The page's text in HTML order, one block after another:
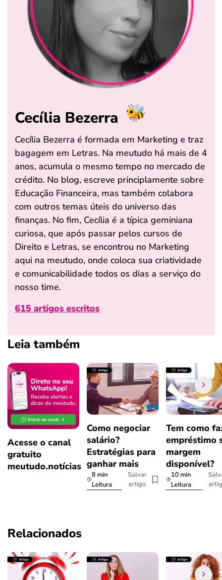
Cecília Bezerra
Cecília Bezerra é formada em Marketing e traz
bagagem em Letras. Na meutudo há mais de 4
anos, acumula o mesmo tempo no mercado de
crédito. No blog, escreve principlamente sobre
Educação Financeira, mas também colabora
com outros temas úteis do universo das
finanças. No fim, Cecília é a típica geminiana
curiosa, que após passar pelos cursos de
Direito e Letras, se encontrou no Marketing
aqui na meutudo, onde coloca sua criatividade
e comunicabilidade todos os dias a serviço do
nosso time.
615 artigos escritos
Leia também
Acesse o canal
gratuito
meutudo.notícias
Como negociar
salário?
Estratégias para
ganhar mais
8 min
Leitura
Salvar
artigo
Tem como
empréstimo
margem
disponível?
10 min
Leitura
Relacionados